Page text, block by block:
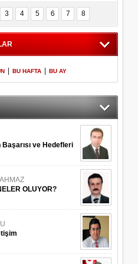
600 milletvekilinin
listesi
3 4 5 6 7 8
BU HAFTA BU AY
Başarısı ve Hedefleri
OLUYOR?